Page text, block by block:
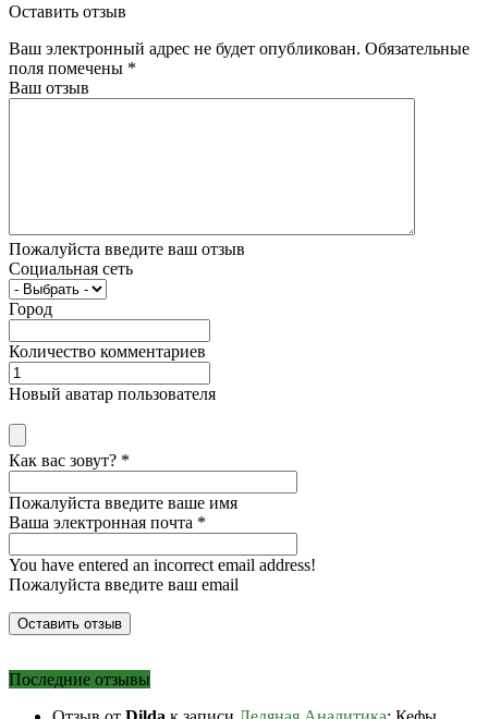
Оставить отзыв
Ваш электронный адрес не будет опубликован. Обязательные
поля помечены *
Ваш отзыв
Пожалуйста введите ваш отзыв
Социальная сеть
Город
Количество комментариев
Новый аватар пользователя
Как вас зовут? *
Пожалуйста введите ваше имя
Ваша электронная почта *
You have entered an incorrect email address!
Пожалуйста введите ваш email
Последние отзывы